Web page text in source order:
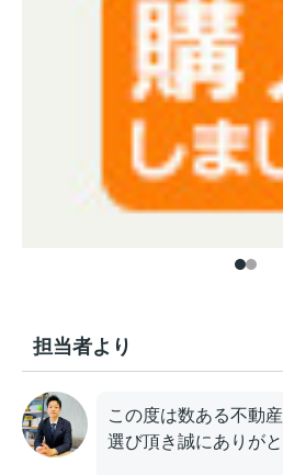
担当者より
この度は数ある不動
選び頂き誠にありが